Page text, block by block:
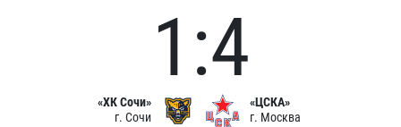
«ХК Сочи»
г. Сочи
1:4
«ЦСКА»
г. Москва